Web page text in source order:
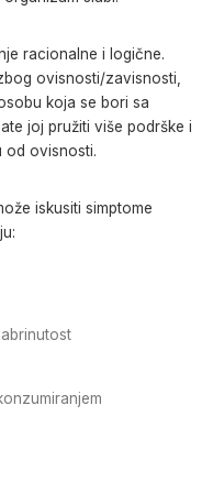
racionalne i logične.
ovisnosti/zavisnosti,
koja se bori sa
joj pružiti više podrške i
od ovisnosti.
iskusiti simptome